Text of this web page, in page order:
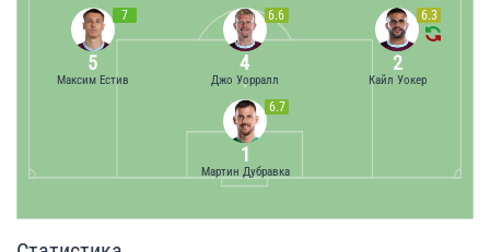
6.7
1
Мартин Дубравка
7
5
Максим Естив
6.6
4
Джо Уорралл
6.3
2
Кайл Уокер